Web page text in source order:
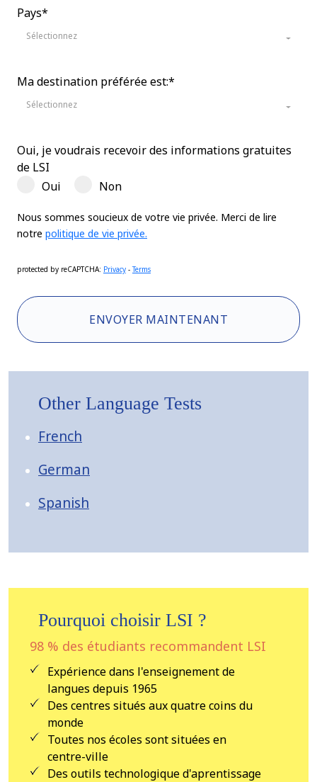
Pays*
Sélectionnez
Ma destination préférée est:*
Sélectionnez
Oui, je voudrais recevoir des informations gratuites
de LSI
Oui
Non
Nous sommes soucieux de votre vie privée. Merci de lire
notre politique de vie privée.
protected by reCAPTCHA: Privacy -Terms
ENVOYER MAINTENANT
Other Language Tests
French
German
Spanish
Pourquoi choisir LSI ?
98 % des étudiants recommandent LSI
Expérience dans l'enseignement de
langues depuis 1965
Des centres situés aux quatre coins du
monde
Toutes nos écoles sont situées en
centre-ville
Des outils technologique d'aprentissage